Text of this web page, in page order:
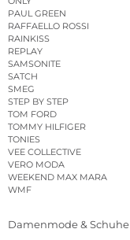
PAUL GREEN
RAFFAELLO ROSSI
RAINKISS
REPLAY
SAMSONITE
SATCH
SMEG
STEP BY STEP
TOM FORD
TOMMY HILFIGER
TONIES
VEE COLLECTIVE
VERO MODA
WEEKEND MAX MARA
WMF
Damenmode & Schuhe